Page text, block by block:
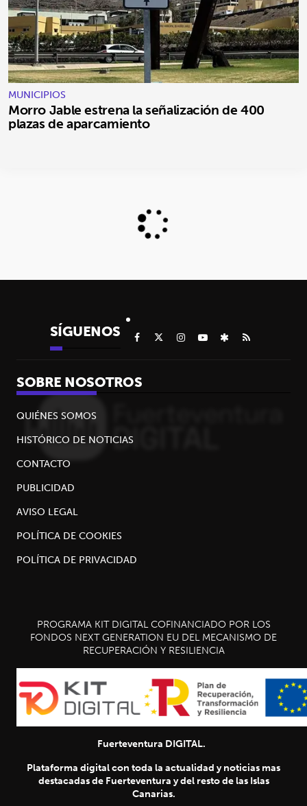
MUNICIPIOS
Morro Jable estrena la señalización de 400
plazas de aparcamiento
SÍGUENOS
SOBRE NOSOTROS
QUIÉNES SOMOS
HISTÓRICO DE NOTICIAS
CONTACTO
PUBLICIDAD
AVISO LEGAL
POLÍTICA DE COOKIES
POLÍTICA DE PRIVACIDAD
PROGRAMA KIT DIGITAL COFINANCIADO POR LOS
FONDOS NEXT GENERATION EU DEL MECANISMO DE
RECUPERACIÓN Y RESILIENCIA
Fuerteventura DIGITAL.
Plataforma digital con toda la actualidad y noticias mas
destacadas de Fuerteventura y del resto de las Islas
Canarias.